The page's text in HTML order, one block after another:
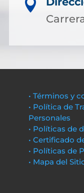

• Términos y
• Política de
Personales
• Políticas de
• Certificado
• Políticas de
• Mapa del